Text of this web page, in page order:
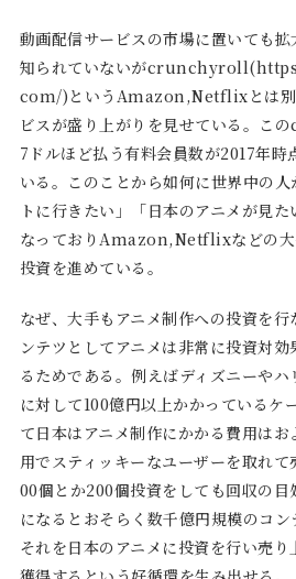
動画配信サービスの市場に置いても
知られていないが
com/)というAmazon,Netflixとは別
ビスが盛り上がりを見せている。
7ドルほど払う有料会員数が2017年時
いる。このことから如何に世界中の
トに行きたい」「日本のアニメが見
なっておりAmazon,Netflixなどの大
投資を進めている。
なぜ、大手もアニメ制作への投資を
ンテツとしてアニメは非常に投資対
るためである。例えばディズニーや
に対して100億円以上かかっているケ
て日本はアニメ制作にかかる費用は
用でスティッキーなユーザーを取れ
00個とか200個投資をしても回収の
になるとおそらく数千億円規模のコ
それを日本のアニメに投資を行い売